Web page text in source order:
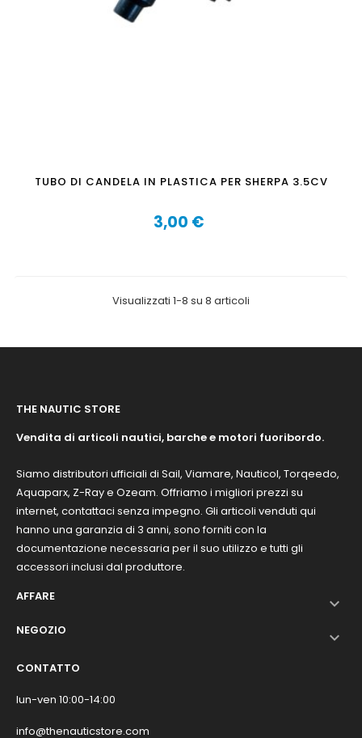
TUBO DI CANDELA IN PLASTICA PER SHERPA 3.5CV
Prezzo
3,00 €
Visualizzati 1-8 su 8 articoli
THE NAUTIC STORE
Vendita di articoli nautici, barche e motori fuoribordo.
Siamo distributori ufficiali di Sail, Viamare, Nauticol, Torqeedo,
Aquaparx, Z-Ray e Ozeam. Offriamo i migliori prezzi su
internet, contattaci senza impegno. Gli articoli venduti qui
hanno una garanzia di 3 anni, sono forniti con la
documentazione necessaria per il suo utilizzo e tutti gli
accessori inclusi dal produttore.
AFFARE

NEGOZIO 
CONTATTO
lun-ven 10:00-14:00
info@thenauticstore.com